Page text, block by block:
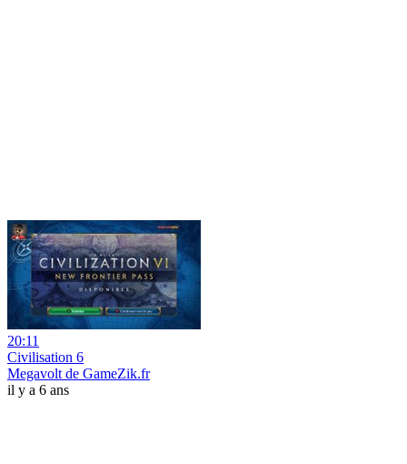
20:11
Civilisation 6
Megavolt de GameZik.fr
il y a 6 ans